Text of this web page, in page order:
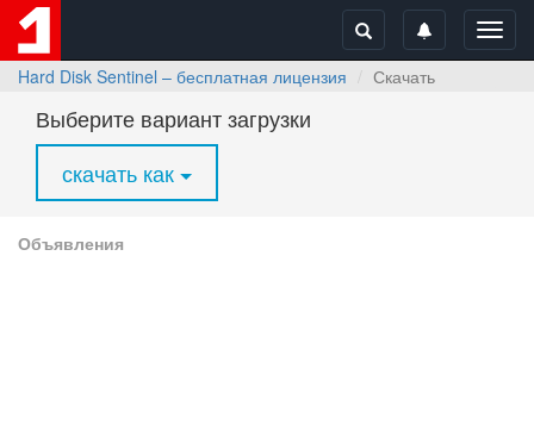
Hard Disk Sentinel – бесплатная лицензия
Скачать
Выберите вариант загрузки
скачать как
Объявления